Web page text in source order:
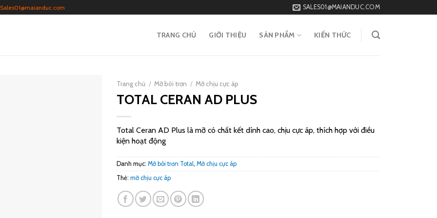
Sales01@maianduc.com SALES01@MAIANDUC.COM
TRANG CHỦ GIỚI THIỆU SẢN PHẨM KIẾN THỨC
Trang chủ / Mỡ bôi trơn / Mỡ chịu cực áp
TOTAL CERAN AD PLUS
Total Ceran AD Plus là mỡ có chất kết dính cao, chịu cực áp, thích hợp với điều
kiện hoạt động
Danh mục: Mỡ bôi trơn Total, Mỡ chịu cực áp
Thẻ: mỡ chịu cực áp